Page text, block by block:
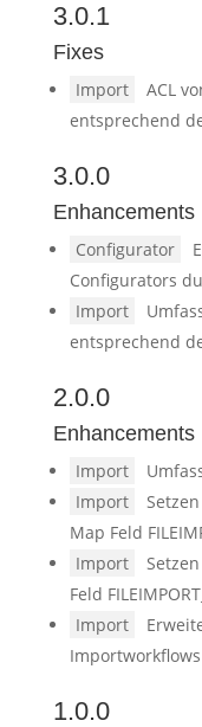
3.0.1
Fixes
Import
ACL
entsprechend
3.0.0
Enhancements
Configurator
Configurators
Import
entsprechend
2.0.0
Enhancements
Import
Import
Map Feld
Import
Feld
Import
Importworkflows
1.0.0